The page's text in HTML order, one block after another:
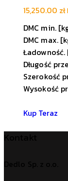
15,250.00 zł
DMC min.
DMC max.
Ładowność.
Długość
Szerokość
Wysokość
Kup Teraz